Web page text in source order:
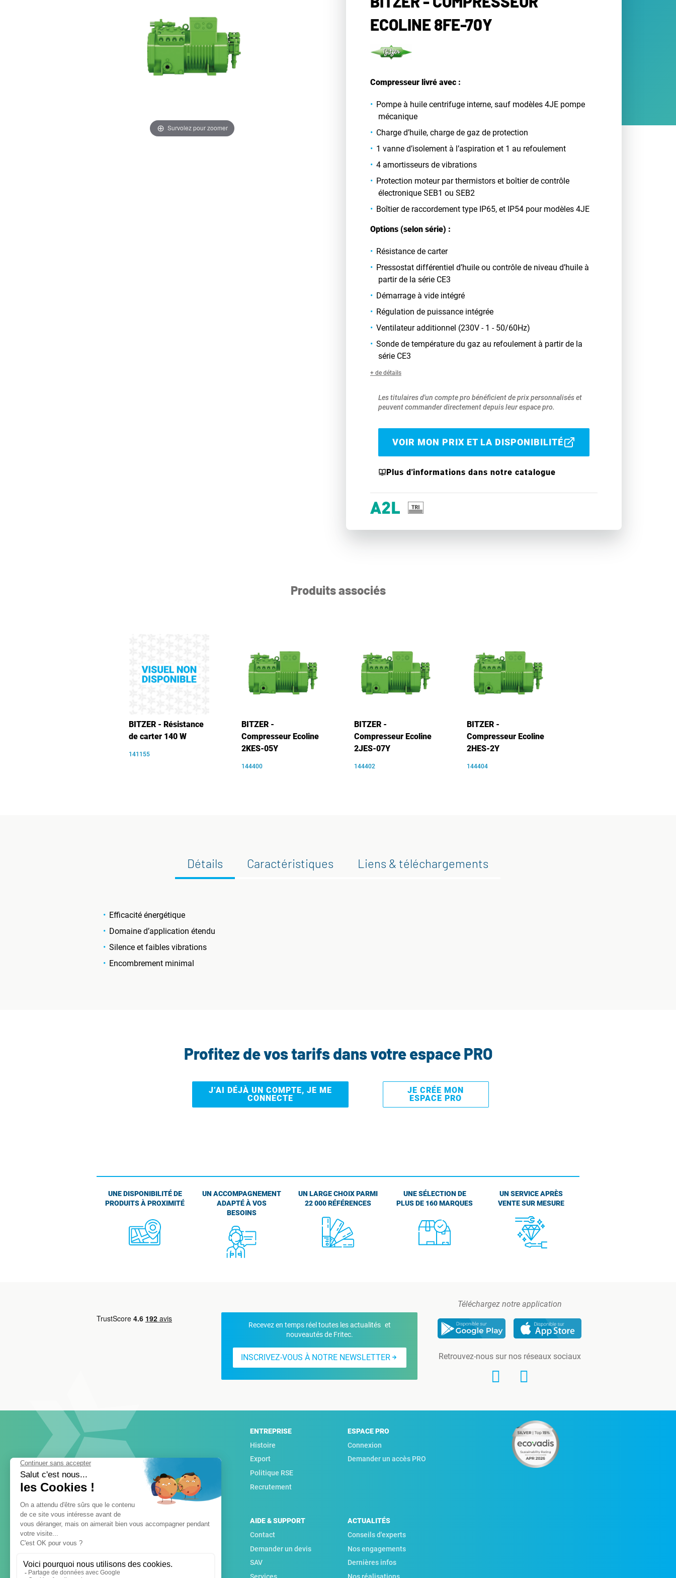
Survolez pour zoomer
ECOLINE 8FE-70Y
Compresseur livré avec :
Pompe à huile centrifuge interne, sauf modèles 4JE pompe
mécanique
Charge d’huile, charge de gaz de protection
1 vanne d’isolement à l’aspiration et 1 au refoulement
4 amortisseurs de vibrations
Protection moteur par thermistors et boîtier de contrôle
électronique SEB1 ou SEB2
Boîtier de raccordement type IP65, et IP54 pour modèles 4JE
Options (selon série) :
Résistance de carter
Pressostat différentiel d’huile ou contrôle de niveau d’huile à
partir de la série CE3
Démarrage à vide intégré
Régulation de puissance intégrée
Ventilateur additionnel (230V - 1 - 50/60Hz)
Sonde de température du gaz au refoulement à partir de la
série CE3
+ de détails
Les titulaires d'un compte pro bénéficient de prix personnalisés et
peuvent commander directement depuis leur espace pro.
VOIR MON PRIX ET LA DISPONIBILITÉ
Plus d'informations dans notre catalogue
Produits associés
BITZER - Résistance
de carter 140 W
141155
BITZER -
Compresseur Ecoline
2KES-05Y
144400
BITZER -
Compresseur Ecoline
2JES-07Y
144402
BITZER -
Compresseur Ecoline
2HES-2Y
144404
Détails Caractéristiques Liens & téléchargements
Efficacité énergétique
Domaine d’application étendu
Silence et faibles vibrations
Encombrement minimal
Profitez de vos tarifs dans votre espace PRO
J’AI DÉJÀ UN COMPTE, JE ME
CONNECTE
JE CRÉE MON
ESPACE PRO
UNE DISPONIBILITÉ DE
PRODUITS À PROXIMITÉ
UN ACCOMPAGNEMENT
ADAPTÉ À VOS
BESOINS
UN LARGE CHOIX PARMI
22 000 RÉFÉRENCES
UNE SÉLECTION DE
PLUS DE 160 MARQUES
UN SERVICE APRÈS
VENTE SUR MESURE
Recevez en temps réel toutes les actualités et
nouveautés de Fritec.
INSCRIVEZ-VOUS À NOTRE NEWSLETTER
Téléchargez notre application
Retrouvez-nous sur nos réseaux sociaux
ENTREPRISE
Histoire
Export
Politique RSE
Recrutement
ESPACE PRO
Connexion
Demander un accès PRO
AIDE & SUPPORT
Contact
Demander un devis
SAV
ACTUALITÉS
Conseils d'experts
Nos engagements
Dernières infos